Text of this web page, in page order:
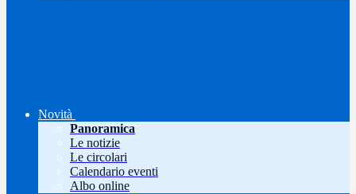
Novità
Panoramica
Le notizie
Le circolari
Calendario eventi
Albo online